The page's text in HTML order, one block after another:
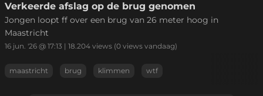
Link kopiëren
Verkeerde afslag op de brug genomen
Jongen loopt ff over een brug van 26 meter hoog in
Maastricht
16 jun. '26 @ 17:13 | 18.204 views (0 views vandaag)
maastricht brug klimmen wtf